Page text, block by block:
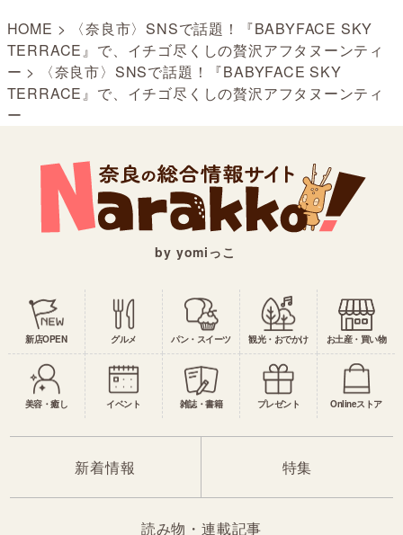
HOME >
〈奈良市〉SNSで話題！『BABYFACE SKY
TERRACE』で、イチゴ尽くしの贅沢アフタヌーンティ
ー >
〈奈良市〉SNSで話題！『BABYFACE SKY
TERRACE』で、イチゴ尽くしの贅沢アフタヌーンティ
ー
by yomiっこ
新店OPEN グルメ パン・スイーツ 観光・おでかけ お土産・買い物
美容・癒し イベント 雑誌・書籍 プレゼント Onlineストア
新着情報 特集
読み物・連載記事